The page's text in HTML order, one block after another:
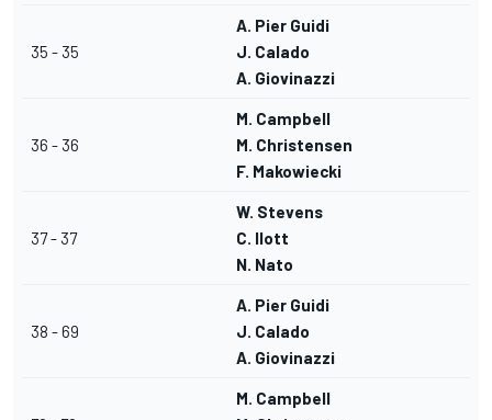
35 - 35
A. Pier Guidi
J. Calado
A. Giovinazzi
36 - 36
M. Campbell
M. Christensen
F. Makowiecki
37 - 37
W. Stevens
C. Ilott
N. Nato
38 - 69
A. Pier Guidi
J. Calado
A. Giovinazzi
M. Campbell